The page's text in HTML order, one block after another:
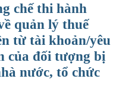
chế thi hành
quản lý thuế
từ tài khoản/yêu
của đối tượng bị
nước, tổ chức